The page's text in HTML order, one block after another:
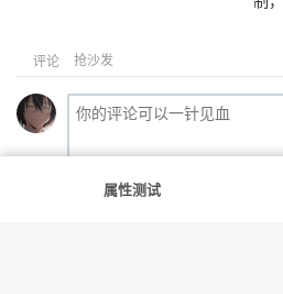
评论 抢沙发
属性测试